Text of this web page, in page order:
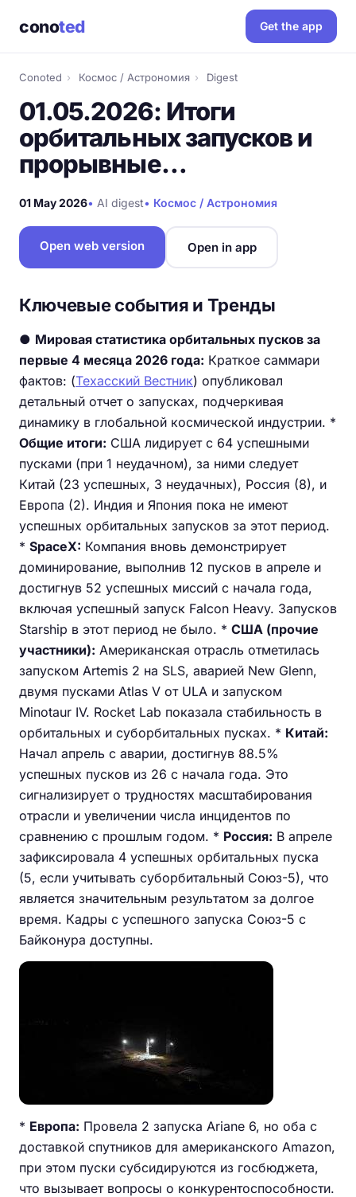
conoted Get the app
Conoted › Космос / Астрономия › Digest
01.05.2026: Итоги
орбитальных запусков и
прорывные…
01 May 2026• AI digest• Космос / Астрономия
Open web version Open in app
Ключевые события и Тренды
● Мировая статистика орбитальных пусков за
первые 4 месяца 2026 года: Краткое саммари
фактов: (Техасский Вестник) опубликовал
детальный отчет о запусках, подчеркивая
динамику в глобальной космической индустрии. *
Общие итоги: США лидирует с 64 успешными
пусками (при 1 неудачном), за ними следует
Китай (23 успешных, 3 неудачных), Россия (8), и
Европа (2). Индия и Япония пока не имеют
успешных орбитальных запусков за этот период.
* SpaceX: Компания вновь демонстрирует
доминирование, выполнив 12 пусков в апреле и
достигнув 52 успешных миссий с начала года,
включая успешный запуск Falcon Heavy. Запусков
Starship в этот период не было. * США (прочие
участники): Американская отрасль отметилась
запуском Artemis 2 на SLS, аварией New Glenn,
двумя пусками Atlas V от ULA и запуском
Minotaur IV. Rocket Lab показала стабильность в
орбитальных и суборбитальных пусках. * Китай:
Начал апрель с аварии, достигнув 88.5%
успешных пусков из 26 с начала года. Это
сигнализирует о трудностях масштабирования
отрасли и увеличении числа инцидентов по
сравнению с прошлым годом. * Россия: В апреле
зафиксировала 4 успешных орбитальных пуска
(5, если учитывать суборбитальный Союз-5), что
является значительным результатом за долгое
время. Кадры с успешного запуска Союз-5 с
Байконура доступны.
* Европа: Провела 2 запуска Ariane 6, но оба с
доставкой спутников для американского Amazon,
при этом пуски субсидируются из госбюджета,
что вызывает вопросы о конкурентоспособности.